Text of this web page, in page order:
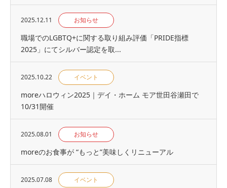
2025.12.11 お知らせ
職場でのLGBTQ+に関する取り組み評価「PRIDE指標
2025」にてシルバー認定を取...
2025.10.22 イベント
moreハロウィン2025｜デイ・ホーム モア世田谷瀬田で
10/31開催
2025.08.01 お知らせ
moreのお食事が “もっと”美味しくリニューアル
2025.07.08 イベント